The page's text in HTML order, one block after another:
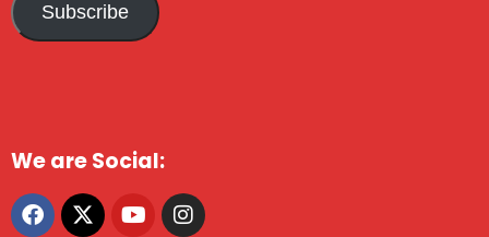
Subscribe
We are Social: